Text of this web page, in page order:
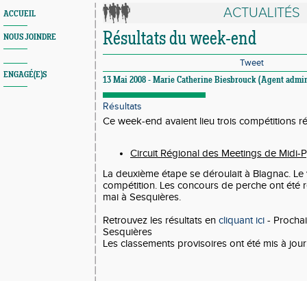
ACCUEIL
NOUS JOINDRE
ENGAGÉ(E)S
ACTUALITÉS
Résultats du week-end
Tweet
13 Mai 2008 - Marie Catherine Biesbrouck (Agent
Résultats
Ce week-end avaient lieu trois compétitions
Circuit Régional des Meetings de Midi-
La deuxième étape se déroulait à Blagnac.
compétition. Les concours de perche ont été
mai à Sesquières.
Retrouvez les résultats en cliquant ici -
Sesquières
Les classements provisoires ont été mis à